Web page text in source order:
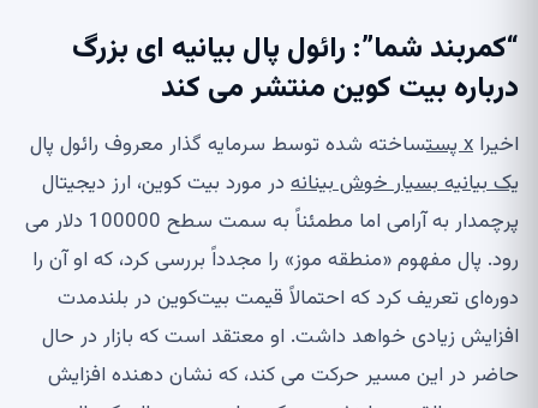
“کمربند شما”: رائول پال بیانیه ای بزرگ
درباره بیت کوین منتشر می کند
اخیرا x پست
ساخته شده توسط سرمایه گذار معروف رائول پال
یک بیانیه بسیار خوش بینانه در مورد بیت کوین، ارز دیجیتال
پرچمدار به آرامی اما مطمئناً به سمت سطح 100000 دلار می
رود. پال مفهوم «منطقه موز» را مجدداً بررسی کرد، که او آن را
دوره‌ای تعریف کرد که احتمالاً قیمت بیت‌کوین در بلندمدت
افزایش زیادی خواهد داشت. او معتقد است که بازار در حال
حاضر در این مسیر حرکت می کند، که نشان دهنده افزایش